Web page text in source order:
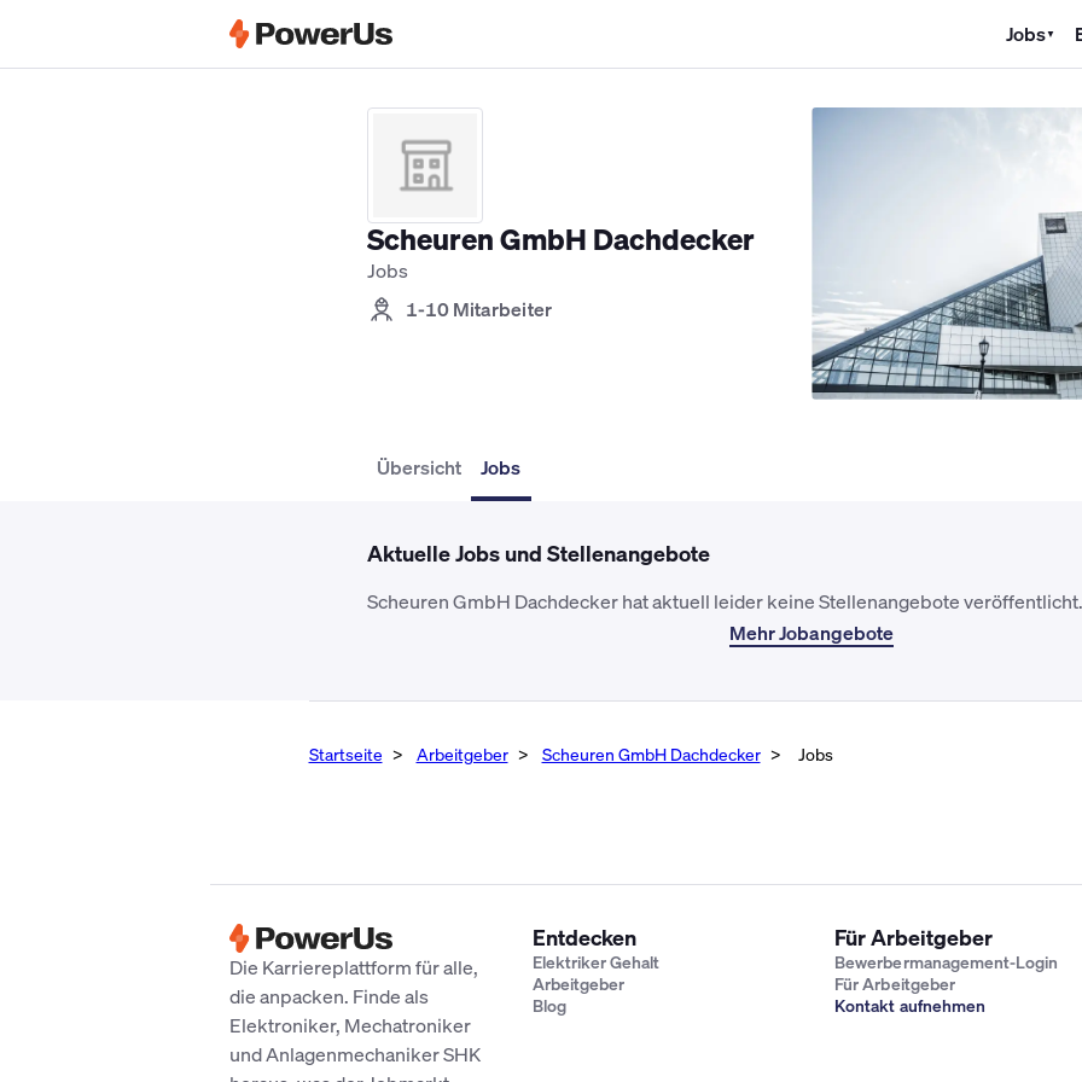
Jobs▼
Scheuren GmbH Dachdecker
Jobs
1-10 Mitarbeiter
Übersicht Jobs
Aktuelle Jobs und Stellenangebote
Scheuren GmbH Dachdecker hat aktuell leider keine Stellenangebote veröffentlicht.
Mehr Jobangebote
Startseite Arbeitgeber Scheuren GmbH Dachdecker Jobs
Die Karriereplattform für alle,
die anpacken. Finde als
Elektroniker, Mechatroniker
und Anlagenmechaniker SHK
Entdecken
Elektriker Gehalt
Arbeitgeber
Blog
Für Arbeitgeber
Bewerbermanagement-Login
Für Arbeitgeber
Kontakt aufnehmen